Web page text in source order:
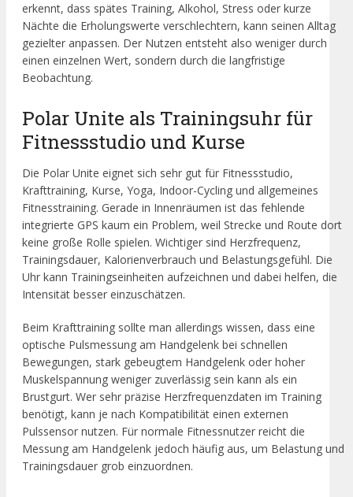
erkennt, dass spätes Training, Alkohol, Stress oder kurze
Nächte die Erholungswerte verschlechtern, kann seinen Alltag
gezielter anpassen. Der Nutzen entsteht also weniger durch
einen einzelnen Wert, sondern durch die langfristige
Beobachtung.
Polar Unite als Trainingsuhr für
Fitnessstudio und Kurse
Die Polar Unite eignet sich sehr gut für Fitnessstudio,
Krafttraining, Kurse, Yoga, Indoor-Cycling und allgemeines
Fitnesstraining. Gerade in Innenräumen ist das fehlende
integrierte GPS kaum ein Problem, weil Strecke und Route dort
keine große Rolle spielen. Wichtiger sind Herzfrequenz,
Trainingsdauer, Kalorienverbrauch und Belastungsgefühl. Die
Uhr kann Trainingseinheiten aufzeichnen und dabei helfen, die
Intensität besser einzuschätzen.
Beim Krafttraining sollte man allerdings wissen, dass eine
optische Pulsmessung am Handgelenk bei schnellen
Bewegungen, stark gebeugtem Handgelenk oder hoher
Muskelspannung weniger zuverlässig sein kann als ein
Brustgurt. Wer sehr präzise Herzfrequenzdaten im Training
benötigt, kann je nach Kompatibilität einen externen
Pulssensor nutzen. Für normale Fitnessnutzer reicht die
Messung am Handgelenk jedoch häufig aus, um Belastung und
Trainingsdauer grob einzuordnen.